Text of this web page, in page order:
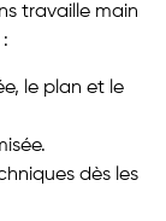
travaille main
le plan et le
dès les